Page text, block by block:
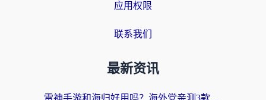
应用权限
联系我们
最新资讯
雷神手游和海归好用吗？海外党亲测3款热门回国加速器+番茄加速器深度体验